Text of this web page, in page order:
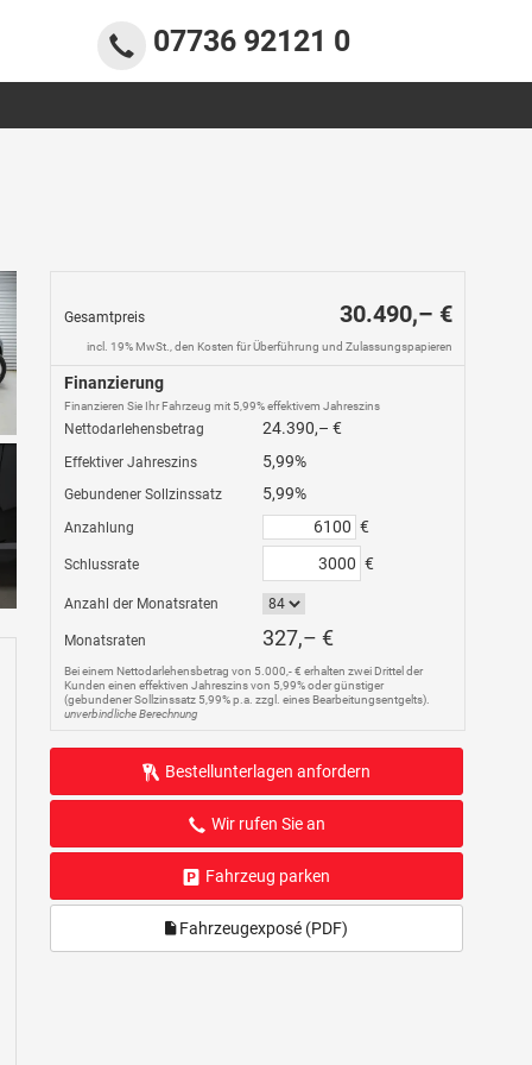
07736 92121 0
Gesamtpreis 30.490,– €
incl. 19% MwSt., den Kosten für Überführung und Zulassungspapieren
Finanzierung
Finanzieren Sie Ihr Fahrzeug mit 5,99% effektivem Jahreszins
Nettodarlehensbetrag 24.390,– €
Effektiver Jahreszins 5,99%
Gebundener Sollzinssatz 5,99%
Anzahlung €
Schlussrate €
Anzahl der Monatsraten
Monatsraten 327,– €
Bei einem Nettodarlehensbetrag von 5.000,- € erhalten zwei Drittel der
Kunden einen effektiven Jahreszins von 5,99% oder günstiger
(gebundener Sollzinssatz 5,99% p.a. zzgl. eines Bearbeitungsentgelts).
unverbindliche Berechnung
Bestellunterlagen anfordern
Wir rufen Sie an
Fahrzeug parken
Fahrzeugexposé (PDF)